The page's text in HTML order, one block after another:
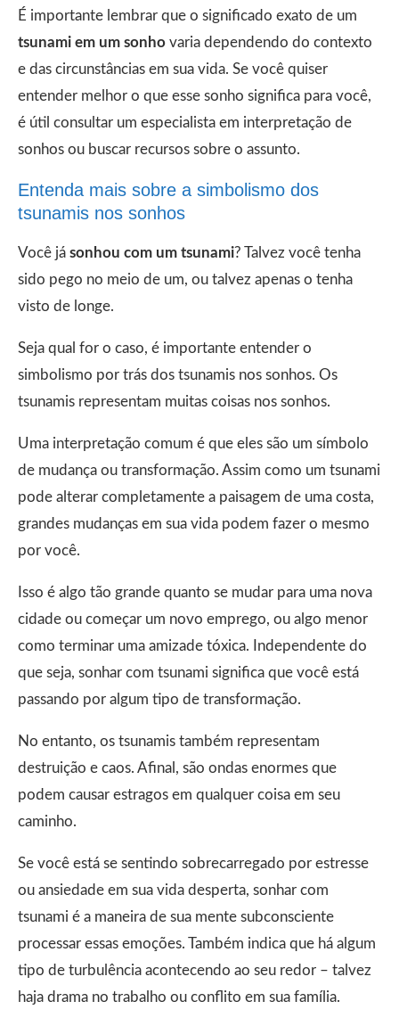
É importante lembrar que o significado exato de um
tsunami em um sonho varia dependendo do contexto
e das circunstâncias em sua vida. Se você quiser
entender melhor o que esse sonho significa para você,
é útil consultar um especialista em interpretação de
sonhos ou buscar recursos sobre o assunto.
Entenda mais sobre a simbolismo dos
tsunamis nos sonhos
Você já sonhou com um tsunami? Talvez você tenha
sido pego no meio de um, ou talvez apenas o tenha
visto de longe.
Seja qual for o caso, é importante entender o
simbolismo por trás dos tsunamis nos sonhos. Os
tsunamis representam muitas coisas nos sonhos.
Uma interpretação comum é que eles são um símbolo
de mudança ou transformação. Assim como um tsunami
pode alterar completamente a paisagem de uma costa,
grandes mudanças em sua vida podem fazer o mesmo
por você.
Isso é algo tão grande quanto se mudar para uma nova
cidade ou começar um novo emprego, ou algo menor
como terminar uma amizade tóxica. Independente do
que seja, sonhar com tsunami significa que você está
passando por algum tipo de transformação.
No entanto, os tsunamis também representam
destruição e caos. Afinal, são ondas enormes que
podem causar estragos em qualquer coisa em seu
caminho.
Se você está se sentindo sobrecarregado por estresse
ou ansiedade em sua vida desperta, sonhar com
tsunami é a maneira de sua mente subconsciente
processar essas emoções. Também indica que há algum
tipo de turbulência acontecendo ao seu redor – talvez
haja drama no trabalho ou conflito em sua família.